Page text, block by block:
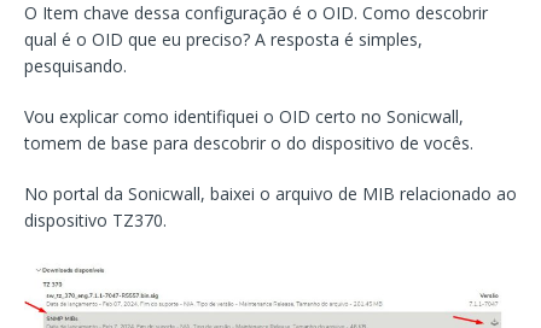
O Item chave dessa configuração é o OID. Como descobrir
qual é o OID que eu preciso? A resposta é simples,
pesquisando.
Vou explicar como identifiquei o OID certo no Sonicwall,
tomem de base para descobrir o do dispositivo de vocês.
No portal da Sonicwall, baixei o arquivo de MIB relacionado ao
dispositivo TZ370.